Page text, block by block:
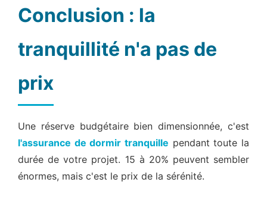
Conclusion : la
tranquillité n'a pas de
prix
Une réserve budgétaire bien dimensionnée, c'est
l'assurance de dormir tranquille pendant toute la
durée de votre projet. 15 à 20% peuvent sembler
énormes, mais c'est le prix de la sérénité.